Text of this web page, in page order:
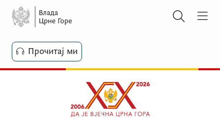
Прочитај ми